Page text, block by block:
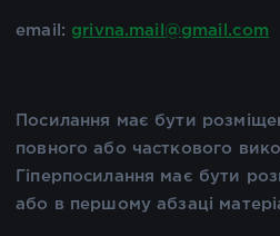
email: grivna.mail@gmail.com
Посилання має бути
повного або часткового
Гіперпосилання має бути
або в першому абзаці